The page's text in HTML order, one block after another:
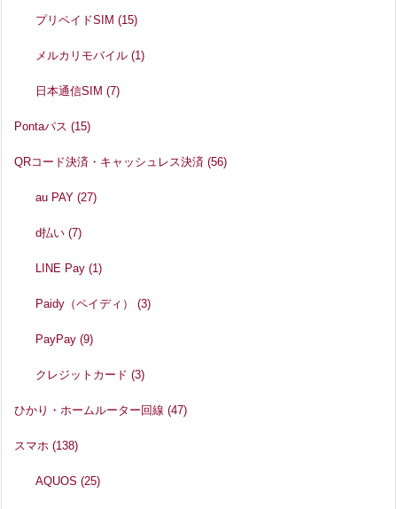
プリペイドSIM(15)
メルカリモバイル(1)
日本通信SIM(7)
Pontaパス (15)
QRコード決済・キャッシュレス決済 (56)
au PAY(27)
d払い(7)
LINE Pay(1)
Paidy（ペイディ）(3)
PayPay(9)
クレジットカード(3)
ひかり・ホームルーター回線 (47)
スマホ (138)
AQUOS(25)